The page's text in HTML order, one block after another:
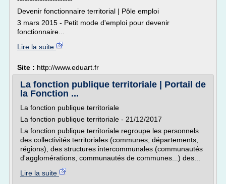
Devenir fonctionnaire territorial | Pôle emploi
3 mars 2015 - Petit mode d'emploi pour devenir
fonctionnaire...
Lire la suite
Site : http://www.eduart.fr
La fonction publique territoriale | Portail de
la Fonction ...
La fonction publique territoriale
La fonction publique territoriale - 21/12/2017
La fonction publique territoriale regroupe les personnels
des collectivités territoriales (communes, départements,
régions), des structures intercommunales (communautés
d'agglomérations, communautés de communes...) des...
Lire la suite